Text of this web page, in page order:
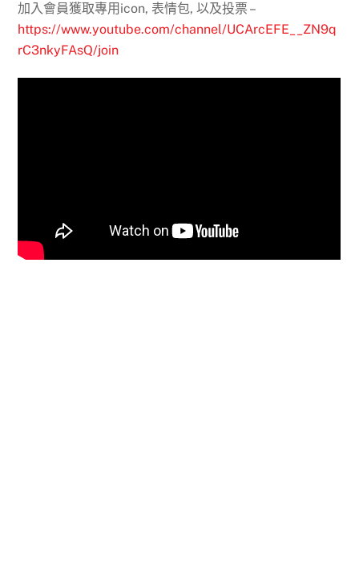
加入會員獲取專用icon, 表情包, 以及投票 –
https://www.youtube.com/channel/UCArcEFE__ZN9q
rC3nkyFAsQ/join